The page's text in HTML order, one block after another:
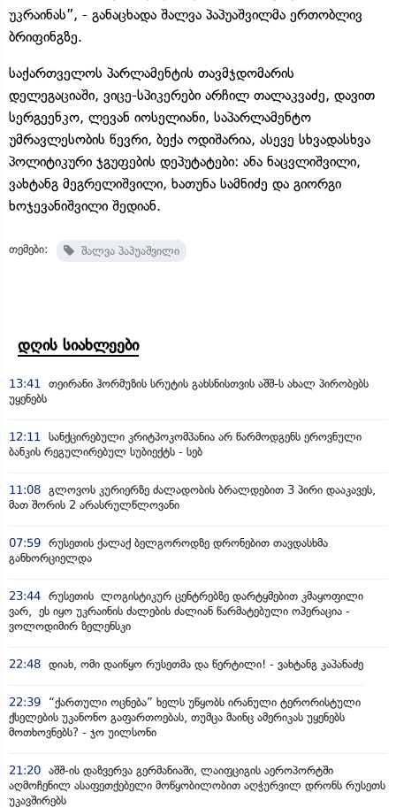
უკრაინას”, - განაცხადა შალვა პაპუაშვილმა ერთობლივ
ბრიფინგზე.
საქართველოს პარლამენტის თავმჯდომარის
დელეგაციაში, ვიცე-სპიკერები არჩილ თალაკვაძე, დავით
სერგეენკო, ლევან იოსელიანი, საპარლამენტო
უმრავლესობის წევრი, ბექა ოდიშარია, ასევე სხვადასხვა
პოლიტიკური ჯგუფების დეპუტატები: ანა ნაცვლიშვილი,
ვახტანგ მეგრელიშვილი, ხათუნა სამნიძე და გიორგი
ხოჯევანიშვილი შედიან.
თემები: შალვა პაპუაშვილი
დღის სიახლეები
13:41
თეირანი ჰორმუზის სრუტის გახსნისთვის აშშ-ს ახალ პირობებს
უყენებს
12:11
სანქცირებული კრიტპოკომპანია არ წარმოდგენს ეროვნული
ბანკის რეგულირებულ სუბიექტს - სებ
11:08 გლოვოს კურიერზე ძალადობის ბრალდებით 3 პირი დააკავეს,
მათ შორის 2 არასრულწლოვანი
07:59 რუსეთის ქალაქ ბელგოროდზე დრონებით თავდასხმა
განხორციელდა
23:44 რუსეთის ლოგისტიკურ ცენტრებზე დარტყმებით კმაყოფილი
ვარ, ეს იყო უკრაინის ძალების ძალიან წარმატებული ოპერაცია -
ვოლოდიმირ ზელენსკი
22:48 დიახ, ომი დაიწყო რუსეთმა და წერტილი! - ვახტანგ კაპანაძე
22:39
“ქართული ოცნება” ხელს უწყობს ირანული ტერორისტული
ქსელების უკანონო გაფართოებას, თუმცა მაინც ამერიკას უყენებს
მოთხოვნებს? - ჯო უილსონი
21:20 აშშ-ის დაზვერვა გერმანიაში, ლაიფციგის აეროპორტში
აღმოჩენილ ასაფეთქებელი მოწყობილობით აღჭურვილ დრონს რუსეთს
უკავშირებს